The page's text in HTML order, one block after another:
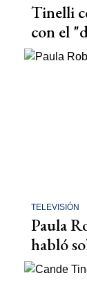
Tinelli
con el
TELEVISIÓN
Paula
habló